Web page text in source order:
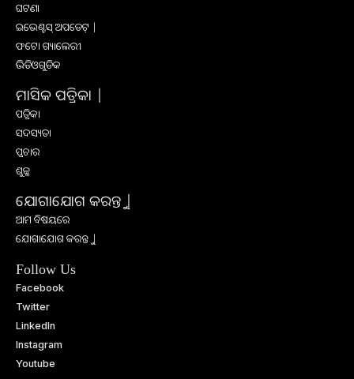
ଘଟଣା
ଇଭେଣ୍ଟସ୍ ଅପଡେଟ୍ |
ଫଟୋ ଗ୍ୟାଲେରୀ
ଭିଡିଓଗୁଡିକ
ମାସିକ ପତ୍ରିକା |
ପତ୍ରିକା
ସଦସ୍ୟତା
ପ୍ରଚାର
ଶୁଳ୍କ
ଯୋଗାଯୋଗ କରନ୍ତୁ |
ଆମ ବିଷୟରେ
ଯୋଗାଯୋଗ କରନ୍ତୁ |
Follow Us
Facebook
Twitter
LinkedIn
Instagram
Youtube